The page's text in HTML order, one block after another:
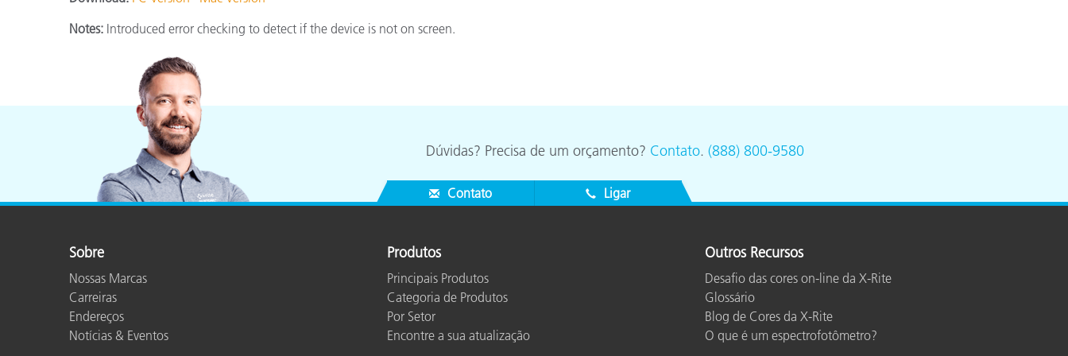
Notes: Introduced error checking to detect if the device is not on screen.
Dúvidas? Precisa de um orçamento? Contato. (888) 800-9580
Contato Ligar
Sobre
Nossas Marcas
Carreiras
Endereços
Notícias & Eventos
Produtos
Principais Produtos
Categoria de Produtos
Por Setor
Encontre a sua atualização
Outros Recursos
Desafio das cores on-line da X-Rite
Glossário
Blog de Cores da X-Rite
O que é um espectrofotômetro?